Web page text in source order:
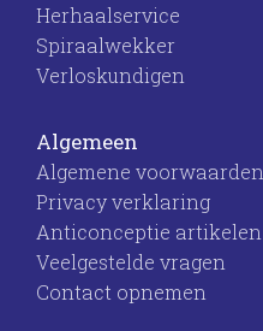
Herhaalservice
Spiraalwekker
Verloskundigen
Algemeen
Algemene voorwaarden
Privacy verklaring
Anticonceptie artikelen
Veelgestelde vragen
Contact opnemen